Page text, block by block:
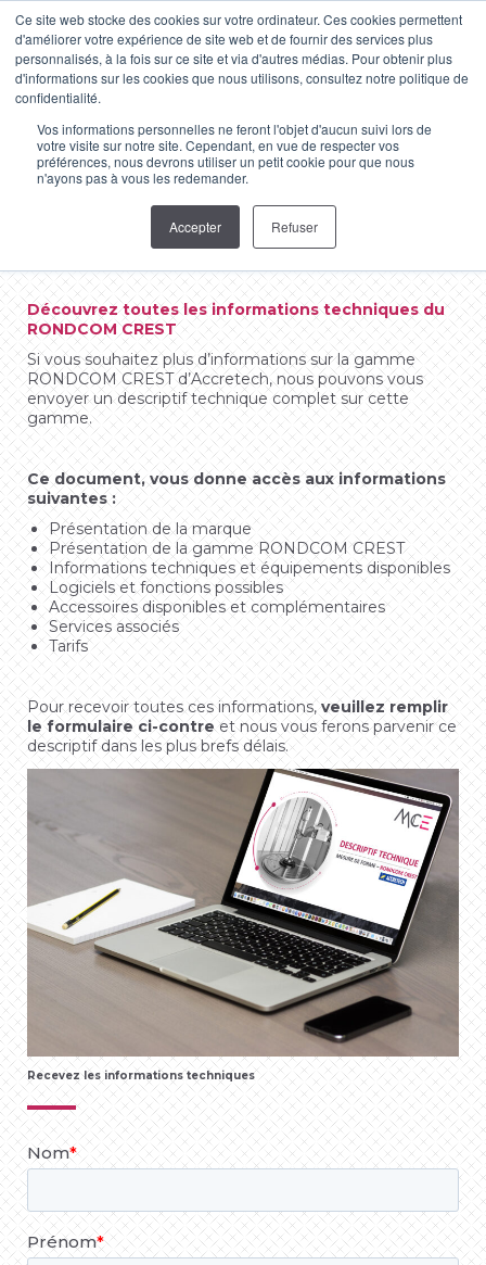
Ce site web stocke des cookies sur votre ordinateur. Ces cookies permettent
d'améliorer votre expérience de site web et de fournir des services plus
personnalisés, à la fois sur ce site et via d'autres médias. Pour obtenir plus
d'informations sur les cookies que nous utilisons, consultez notre politique de
confidentialité.
Vos informations personnelles ne feront l'objet d'aucun suivi lors de
votre visite sur notre site. Cependant, en vue de respecter vos
préférences, nous devrons utiliser un petit cookie pour que nous
n'ayons pas à vous les redemander.
Accepter Refuser
LinkedIn
page
in
new
YouTube
page
in
new
Descriptif technique
RONDCOM CREST
Téléchargez la documentation technique
ACCRETECH
Vous êtes ici :
Découvrez toutes les informations techniques du
RONDCOM CREST
Si vous souhaitez plus d’informations sur la gamme
RONDCOM CREST d’Accretech, nous pouvons vous
envoyer un descriptif technique complet sur cette
gamme.
Ce document, vous donne accès aux informations
suivantes :
Présentation de la marque
Présentation de la gamme RONDCOM CREST
Informations techniques et équipements disponibles
Logiciels et fonctions possibles
Accessoires disponibles et complémentaires
Services associés
Tarifs
Pour recevoir toutes ces informations,veuillez remplir
le formulaire ci-contreet nous vous ferons parvenir ce
descriptif dans les plus brefs délais.
Recevez les informations techniques